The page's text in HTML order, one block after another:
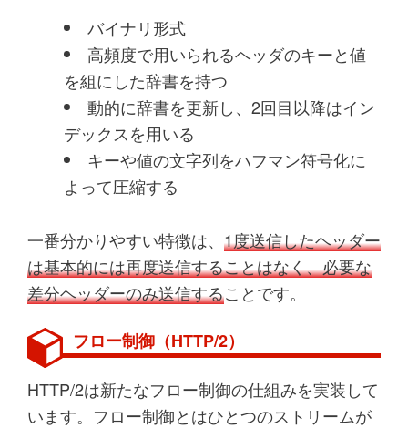
バイナリ形式
高頻度で用いられるヘッダのキーと値
を組にした辞書を持つ
動的に辞書を更新し、2回目以降はイン
デックスを用いる
キーや値の文字列をハフマン符号化に
よって圧縮する
一番分かりやすい特徴は、 1度送信したヘッダー
は基本的には再度送信することはなく、必要な
差分ヘッダーのみ送信することです。
フロー制御（HTTP/2）
HTTP/2は新たなフロー制御の仕組みを実装して
います。フロー制御とはひとつのストリームが